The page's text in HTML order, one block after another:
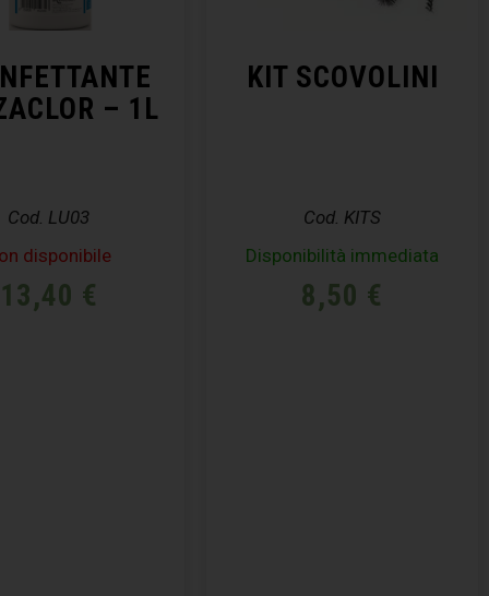
– 1L
Cod. LU03
disponibile
13,40 €
KIT SCOVOLINI
Cod. KITS
Disponibilità immediata
8,50 €